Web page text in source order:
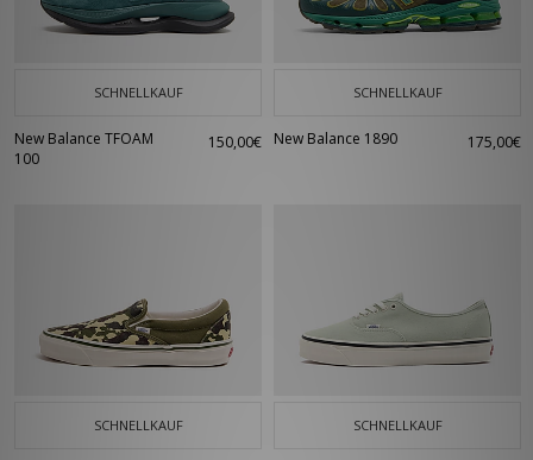
SCHNELLKAUF
New Balance TFOAM
100
150,00€
SCHNELLKAUF
New Balance 1890 175,00€
SCHNELLKAUF SCHNELLKAUF